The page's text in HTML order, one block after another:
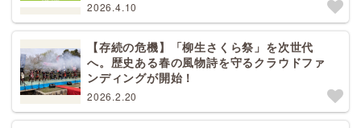
2026.4.10
【存続の危機】「柳生さくら祭」を次世代
へ。歴史ある春の風物詩を守るクラウドファ
ンディングが開始！
2026.2.20